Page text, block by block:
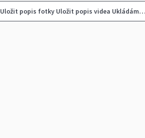
Uložit popis fotky Uložit popis videa